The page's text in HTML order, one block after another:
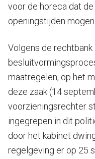
voor de horeca dat
openingstijden
Volgens de
maatregelen, op het
deze zaak (14
voorzieningsrechter
ingegrepen in dit
door het kabinet
regelgeving er op 25